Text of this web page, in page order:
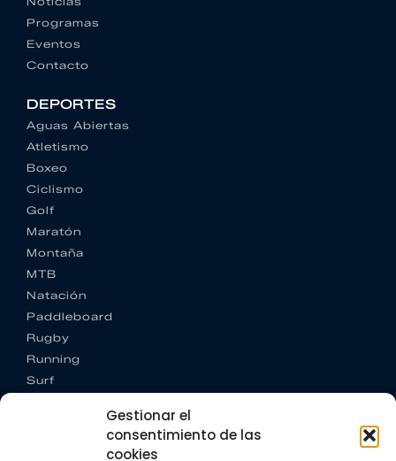
Gestionar el
consentimiento de las
cookies
Programas
Eventos
Contacto
DEPORTES
Aguas Abiertas
Atletismo
Boxeo
Ciclismo
Golf
Maratón
Montaña
MTB
Natación
Paddleboard
Rugby
Running
Surf